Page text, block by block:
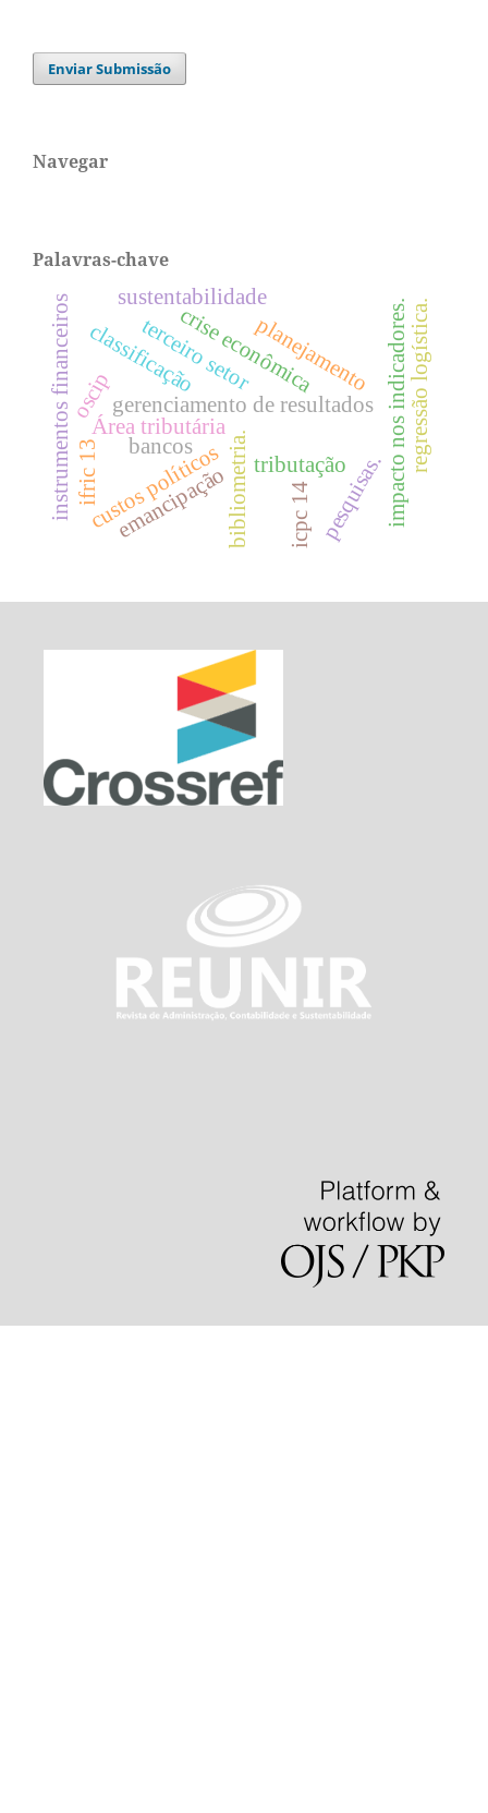
Enviar Submissão
Navegar
Palavras-chave
classificação
Área tributária
tributação
gerenciamento de resultados
bibliometria.
bancos
crise econômica impacto nos indicadores.
instrumentos financeiros pesquisas.
terceiro setor
oscip
sustentabilidade
custos políticos
ifric 13
planejamento
icpc 14
regressão logística.
emancipação